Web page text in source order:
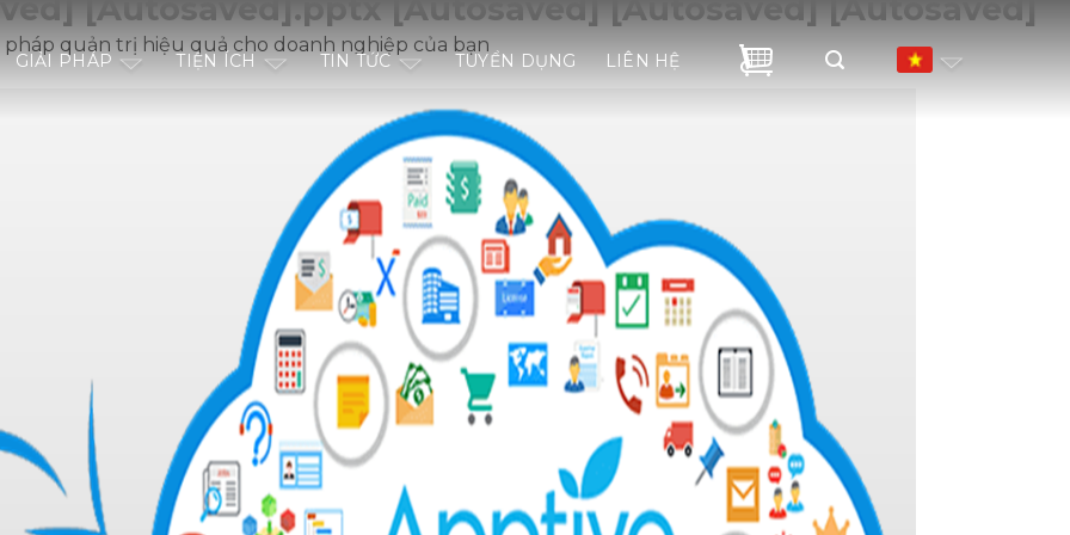
GIẢI PHÁP TIỆN ÍCH TIN TỨC TUYỂN DỤNG LIÊN HỆ
[Autosaved].pptx [Autosaved] [Autosaved] [Autosaved]
pháp quản trị hiệu quả cho doanh nghiệp của bạn